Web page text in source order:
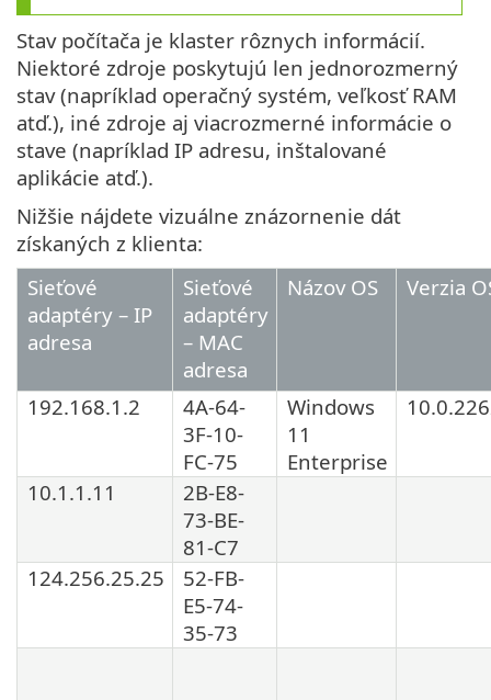
Stav počítača je klaster rôznych informácií.
Niektoré zdroje poskytujú len jednorozmerný
stav (napríklad operačný systém, veľkosť RAM
atď.), iné zdroje aj viacrozmerné informácie o
stave (napríklad IP adresu, inštalované
aplikácie atď.).
Nižšie nájdete vizuálne znázornenie dát
získaných z klienta:
Sieťové
adaptéry – IP
adresa
Sieťové
adaptéry
– MAC
adresa
Názov OS Verzia
192.168.1.2
4A-64-
3F-10-
FC-75
Windows
11
Enterprise
10.1.1.11
2B-E8-
73-BE-
81-C7
124.256.25.25
52-FB-
E5-74-
35-73